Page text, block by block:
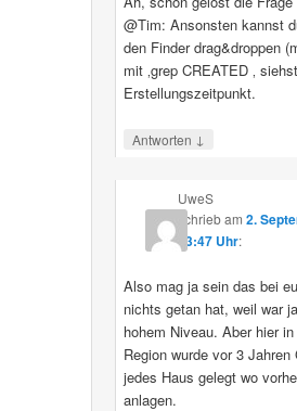
@Tim: Ansonsten kannst
den Finder drag&droppen
mit ‚grep CREATED ‚
Erstellungszeitpunkt.
Antworten ↓
UweS
schriebam 2.
13:47 Uhr:
Also mag ja sein das bei
nichts getan hat, weil war
hohem Niveau. Aber hier
Region wurde vor 3
jedes Haus gelegt wo
anlagen.